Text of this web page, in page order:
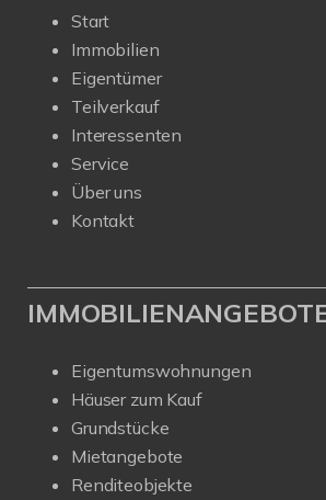
Start
Immobilien
Eigentümer
Teilverkauf
Interessenten
Service
Über uns
Kontakt
Eigentumswohnungen
Häuser zum Kauf
Grundstücke
Mietangebote
Renditeobjekte